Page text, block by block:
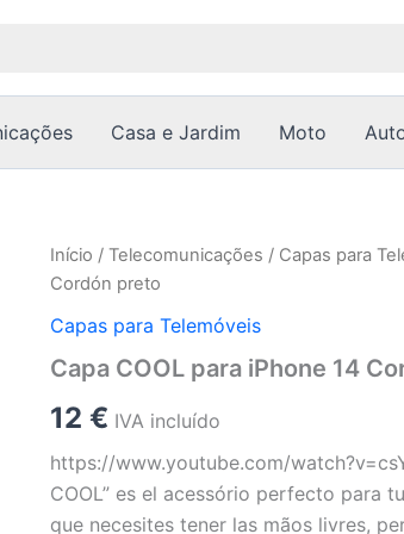
Casa e Jardim Moto
Início /Telecomunicações / Capas para
Cordón preto
Capas para Telemóveis
Capa COOL para iPhone 14
12€ IVA incluído
https://www.youtube.com/
COOL” es el acessório perfecto para
que necesites tener las mãos livres,
Quantidade
de
COOL
iPhone
Cordón